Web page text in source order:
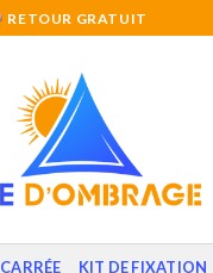
RETOUR GRATUIT
CARRÉE KIT DE FIXATION